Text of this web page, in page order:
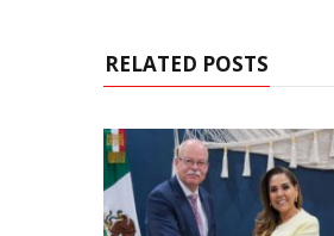
RELATED POSTS